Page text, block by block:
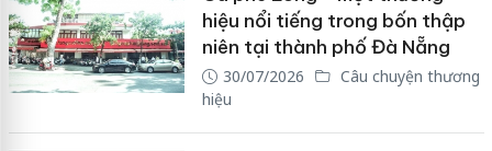
hiệu nổi tiếng trong bốn thập
niên tại thành phố Đà Nẵng
30/07/2026
Câu chuyện thương
hiệu